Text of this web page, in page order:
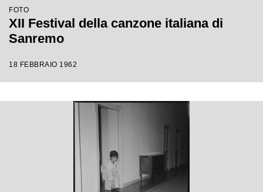
FOTO
XII Festival della canzone italiana di
Sanremo
18 FEBBRAIO 1962